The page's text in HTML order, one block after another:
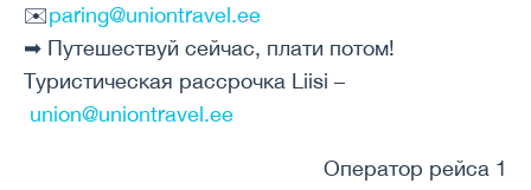
✉️paring@uniontravel.ee
➡ Путешествуй сейчас, плати потом!
Туристическая рассрочка Liisi –
union@uniontravel.ee
Оператор рейса 1